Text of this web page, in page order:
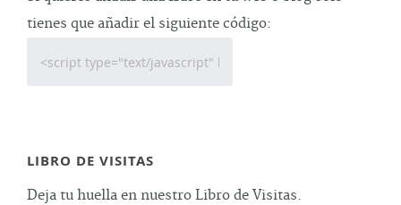
tienes que añadir el siguiente código:
LIBRO DE VISITAS
Deja tu huella en nuestro Libro de Visitas.